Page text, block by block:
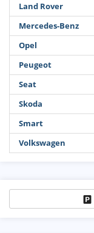
Land Rover
Mercedes-Benz
Opel
Peugeot
Seat
Skoda
Smart
Volkswagen